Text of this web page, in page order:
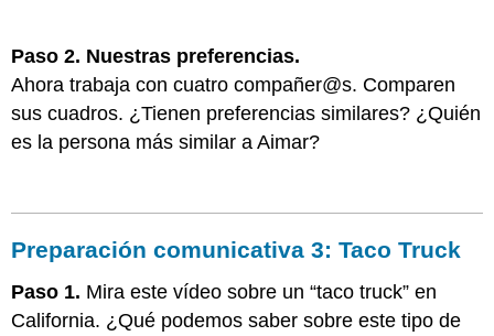
Paso 2. Nuestras preferencias.
Ahora trabaja con cuatro compañer@s. Comparen
sus cuadros. ¿Tienen preferencias similares? ¿Quién
es la persona más similar a Aimar?
Preparación comunicativa 3: Taco Truck
Paso 1. Mira este vídeo sobre un “taco truck” en
California. ¿Qué podemos saber sobre este tipo de